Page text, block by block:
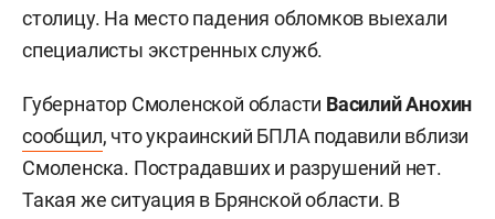
столицу. На место падения обломков выехали
специалисты экстренных служб.
Губернатор Смоленской области Василий Анохин
сообщил, что украинский БПЛА подавили вблизи
Смоленска. Пострадавших и разрушений нет.
Такая же ситуация в Брянской области. В